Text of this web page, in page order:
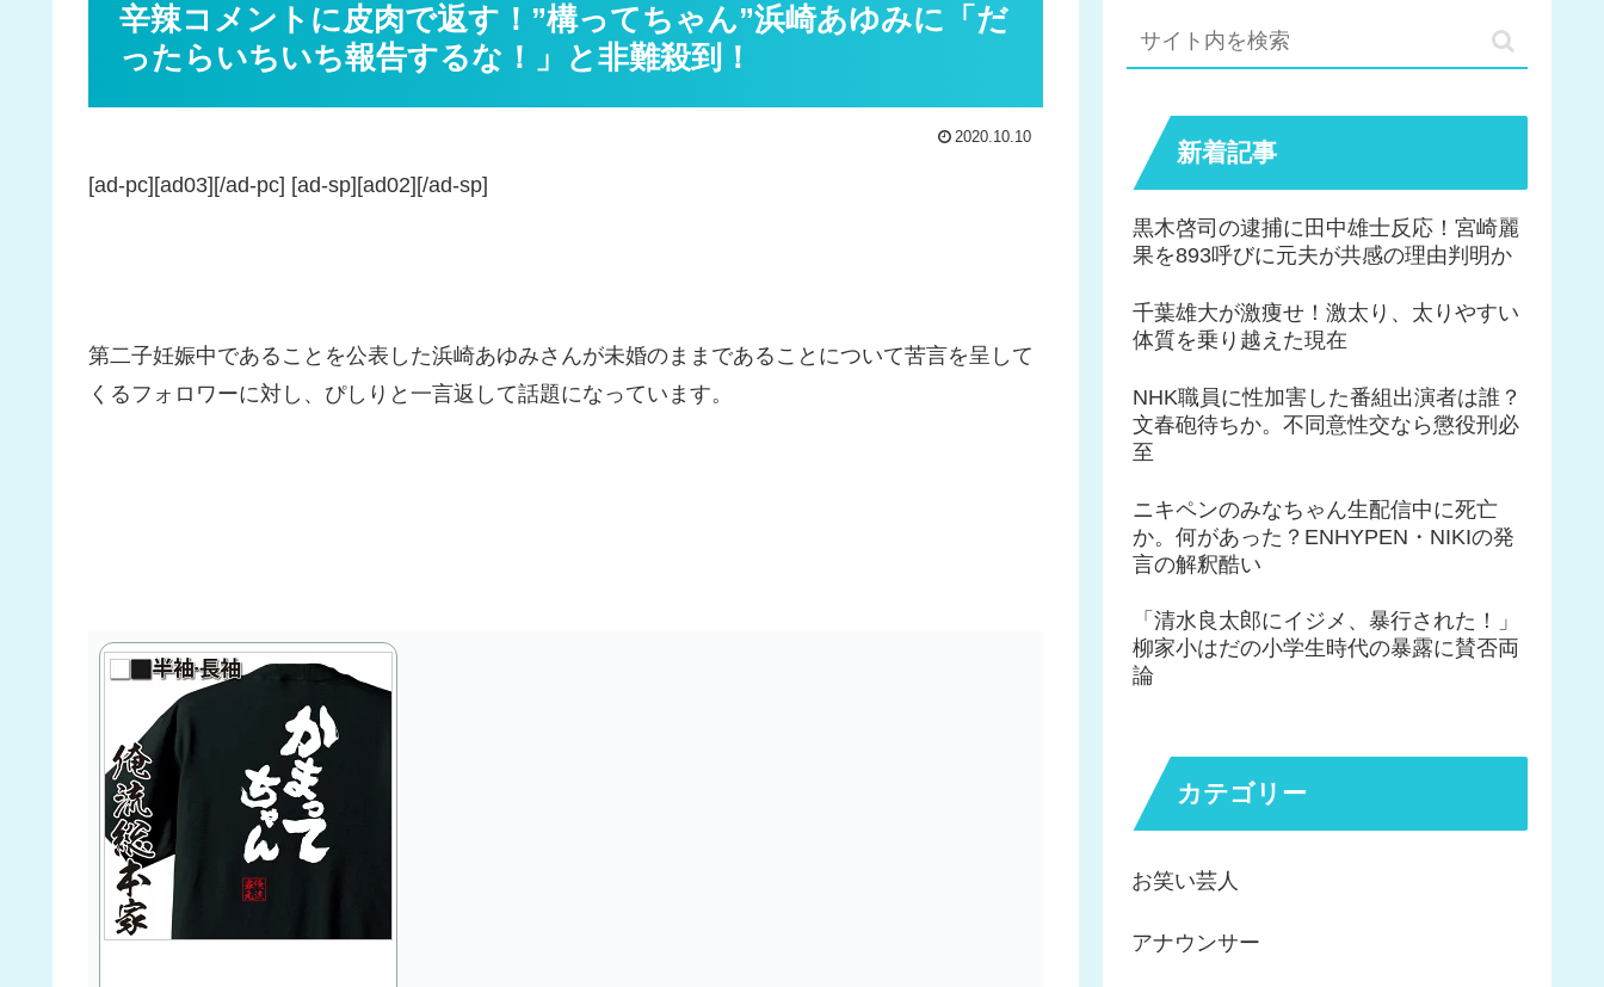
辛辣コメントに皮肉で返す！”構ってちゃん”浜崎あゆみに「だ
ったらいちいち報告するな！」と非難殺到！
2020.10.10
[ad-pc][ad03][/ad-pc] [ad-sp][ad02][/ad-sp]
第二子妊娠中であることを公表した浜崎あゆみさんが未婚のままであることについて苦言を呈して
くるフォロワーに対し、ぴしりと一言返して話題になっています。
新着記事
黒木啓司の逮捕に田中雄士反応！宮崎麗
果を893呼びに元夫が共感の理由判明か
千葉雄大が激痩せ！激太り、太りやすい
体質を乗り越えた現在
NHK職員に性加害した番組出演者は誰？
文春砲待ちか。不同意性交なら懲役刑必
至
ニキペンのみなちゃん生配信中に死亡
か。何があった？ENHYPEN・NIKIの発
言の解釈酷い
「清水良太郎にイジメ、暴行された！」
柳家小はだの小学生時代の暴露に賛否両
論
カテゴリー
お笑い芸人
アナウンサー